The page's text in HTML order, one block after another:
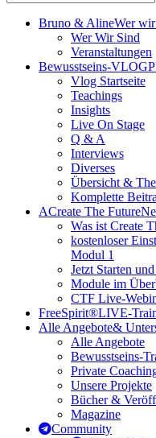
Bruno & AlineWer
Wer Wir Sind
Veranstaltungen
Bewusstseins-VLOG
Vlog Startseite
Teachings
Insights
Live On Stage
Q & A
Interviews
Diverses
Übersicht &
Komplette
ACreate The Future
Was ist Create
kostenloser
Modul 1
Jetzt Starten
Module im
CTF Live-
FreeSpirit®LIVE-
Alle Angebote&
Alle Angebote
Bewusstseins-
Private
Unsere Projekte
Bücher &
Magazine
Community